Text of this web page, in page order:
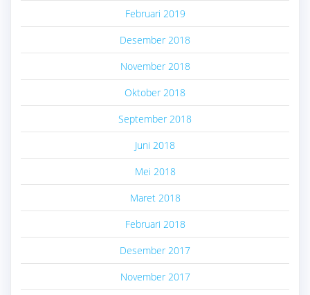
Februari 2019
Desember 2018
November 2018
Oktober 2018
September 2018
Juni 2018
Mei 2018
Maret 2018
Februari 2018
Desember 2017
November 2017